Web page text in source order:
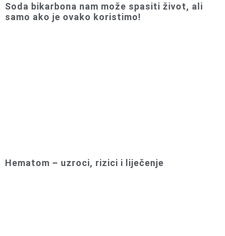
Soda bikarbona nam može spasiti život, ali
samo ako je ovako koristimo!
Hematom – uzroci, rizici i liječenje